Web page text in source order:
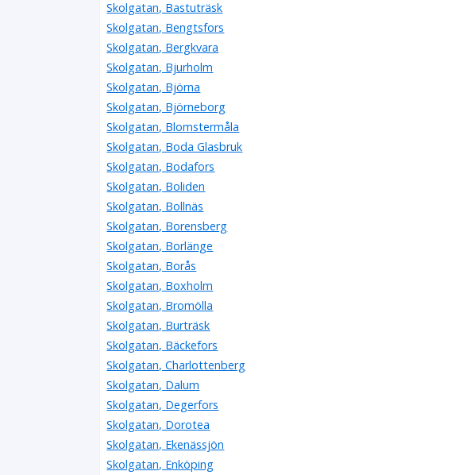
Skolgatan, Bastuträsk
Skolgatan, Bengtsfors
Skolgatan, Bergkvara
Skolgatan, Bjurholm
Skolgatan, Björna
Skolgatan, Björneborg
Skolgatan, Blomstermåla
Skolgatan, Boda Glasbruk
Skolgatan, Bodafors
Skolgatan, Boliden
Skolgatan, Bollnäs
Skolgatan, Borensberg
Skolgatan, Borlänge
Skolgatan, Borås
Skolgatan, Boxholm
Skolgatan, Bromölla
Skolgatan, Burträsk
Skolgatan, Bäckefors
Skolgatan, Charlottenberg
Skolgatan, Dalum
Skolgatan, Degerfors
Skolgatan, Dorotea
Skolgatan, Ekenässjön
Skolgatan, Enköping